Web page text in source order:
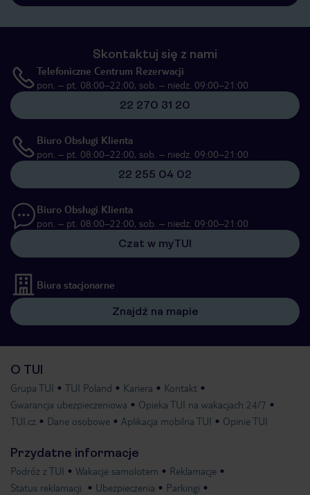
Skontaktuj się z nami
Telefoniczne Centrum Rezerwacji
pon. – pt. 08:00–22:00, sob. – niedz. 09:00–21:00
22 270 31 20
Biuro Obsługi Klienta
pon. – pt. 08:00–22:00, sob. – niedz. 09:00–21:00
22 255 04 02
Biuro Obsługi Klienta
pon. – pt. 08:00–22:00, sob. – niedz. 09:00–21:00
Czat w myTUI
Biura stacjonarne
Znajdź na mapie
O TUI
Grupa TUI TUI Poland Kariera
Kontakt
Gwarancja ubezpieczeniowa
Opieka TUI na wakacjach 24/7
TUI.cz
Dane osobowe Aplikacja mobilna TUI Opinie TUI
Przydatne informacje
Podróż z TUI Wakacje samolotem
Reklamacje
Status reklamacji
Ubezpieczenia
Parkingi